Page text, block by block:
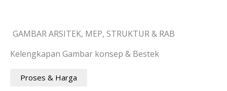
GAMBAR ARSITEK, MEP, STRUKTUR & RAB
Kelengkapan Gambar konsep & Bestek
Proses & Harga